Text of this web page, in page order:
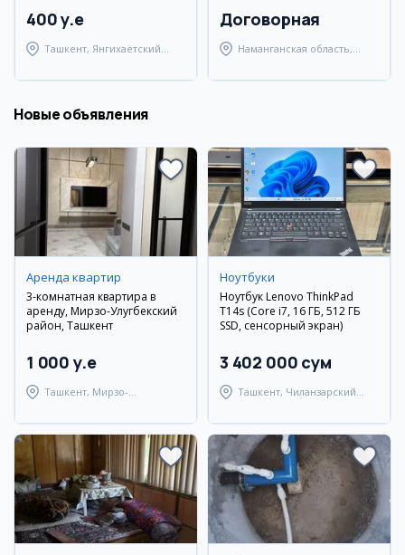
400 y.e
Ташкент, Янгихаётский
Договорная
Наманганская область,
Новые объявления
Аренда квартир
3-комнатная квартира в
аренду, Мирзо-Улугбекский
район, Ташкент
1 000 y.e
Ташкент, Мирзо-
Ноутбуки
Ноутбук Lenovo ThinkPad
T14s (Core i7, 16 ГБ, 512 ГБ
SSD, сенсорный экран)
3 402 000 сум
Ташкент, Чиланзарский